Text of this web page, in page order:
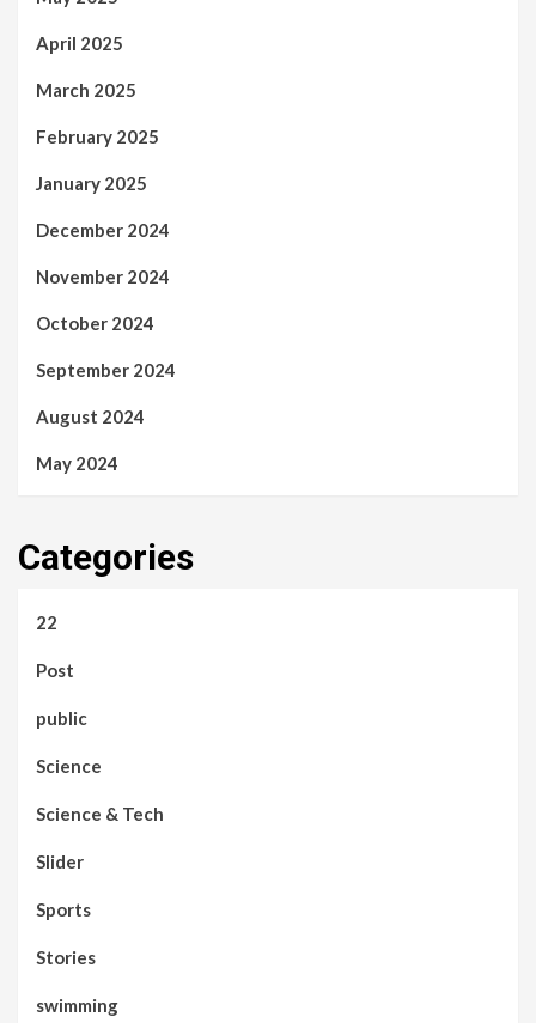
April 2025
March 2025
February 2025
January 2025
December 2024
November 2024
October 2024
September 2024
August 2024
May 2024
Categories
22
Post
public
Science
Science & Tech
Slider
Sports
Stories
swimming